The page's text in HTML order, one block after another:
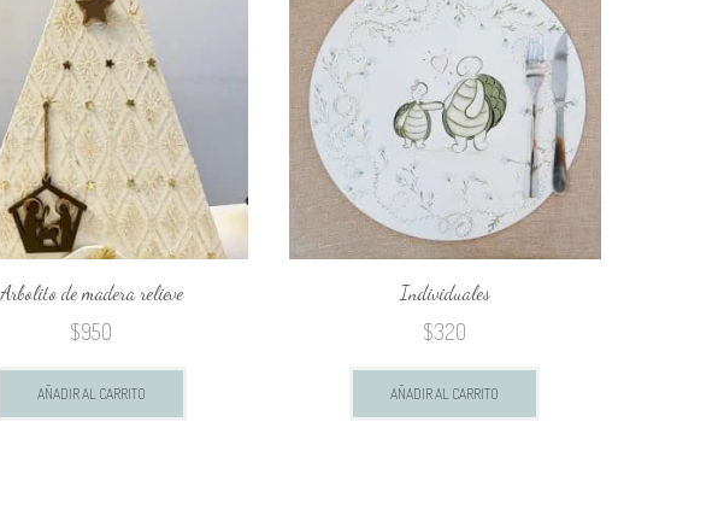
Arbolito de madera relieve
$950
AÑADIR AL CARRITO
Individuales
$320
AÑADIR AL CARRITO